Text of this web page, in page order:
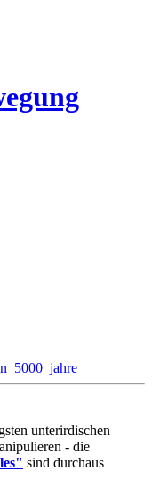
unterirdischen
- die
sind durchaus